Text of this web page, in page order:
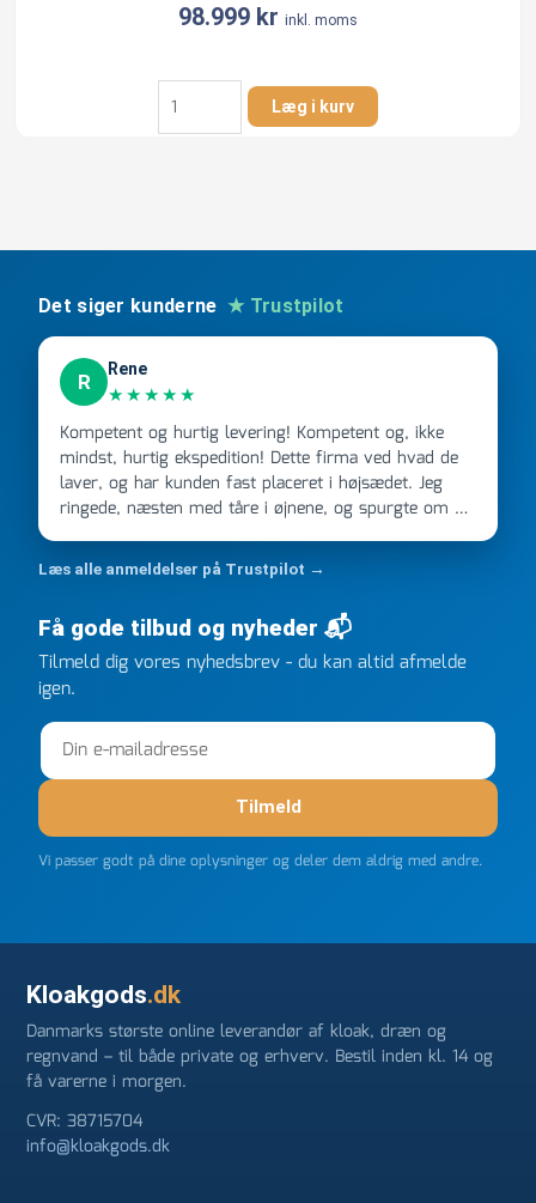
98.999 kr inkl. moms
Bundfældningstank
12000L
30PE
Læg i kurv
Det siger kunderne ★ Trustpilot
R
Rene
★★★★★
Kompetent og hurtig levering! Kompetent og, ikke
mindst, hurtig ekspedition! Dette firma ved hvad de
laver, og har kunden fast placeret i højsædet. Jeg
ringede, næsten med tåre i øjnene, og spurgte om de
kunne overholde en 2 måneder gammel aftale. Jeg
ringede onsdag kl 16, og min store ordre kom dagen
efter kl 6.45! Kan slet ikke få armene ned, og næste
gang jeg skal bruge noget, vil jeg ringe til dem
FØRST. De varmeste og venligste hilsner fra Rene
Læs alle anmeldelser på Trustpilot →
Få gode tilbud og nyheder 📬
Tilmeld dig vores nyhedsbrev - du kan altid afmelde
igen.
Tilmeld
Vi passer godt på dine oplysninger og deler dem aldrig med andre.
Kloakgods.dk
Danmarks største online leverandør af kloak, dræn og
regnvand – til både private og erhverv. Bestil inden kl. 14 og
få varerne i morgen.
CVR: 38715704
info@kloakgods.dk